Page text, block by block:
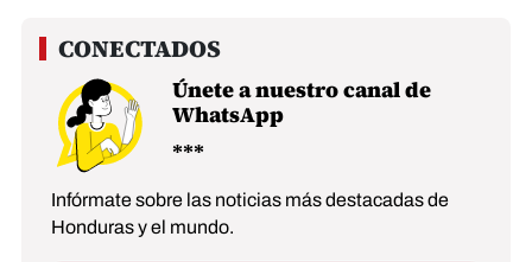
Únete a nuestro canal de
WhatsApp
Infórmate sobre las noticias más destacadas de
Honduras y el mundo.